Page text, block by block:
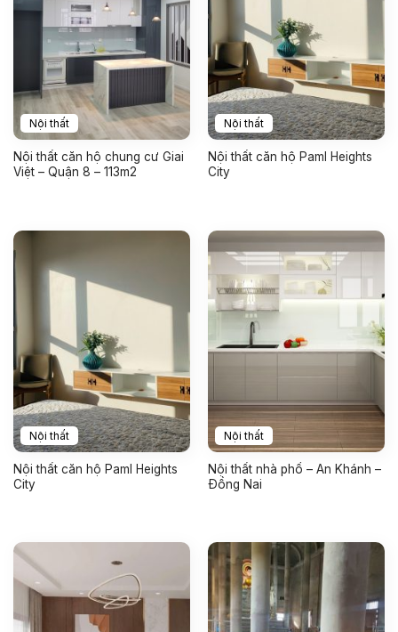
Nội thất
Nội thất căn hộ chung cư Giai
Việt – Quận 8 – 113m2
Nội thất
Nội thất căn hộ Paml Heights
City
Nội thất
Nội thất căn hộ Paml Heights
City
Nội thất
Nội thất nhà phố – An Khánh –
Đồng Nai